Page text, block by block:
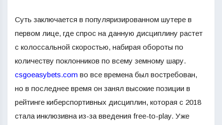
Суть заключается в популяризированном шутере в
первом лице, где спрос на данную дисциплину растет
с колоссальной скоростью, набирая обороты по
количеству поклонников по всему земному шару.
csgoeasybets.com во все времена был востребован,
но в последнее время он занял высокие позиции в
рейтинге киберспортивных дисциплин, которая с 2018
стала инклюзивна из-за введения free-to-play. Уже